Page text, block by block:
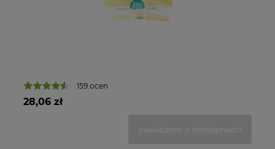
159 ocen
28,06 zł